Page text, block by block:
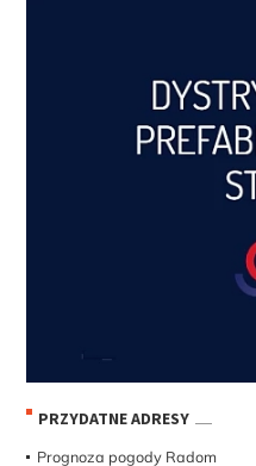
PRZYDATNE ADRESY
Prognoza pogody Radom